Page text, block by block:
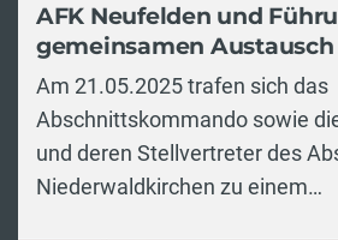
AFK Neufelden und
gemeinsamen Austausch
Am 21.05.2025 trafen sich das
Abschnittskommando sowie
und deren Stellvertreter des
Niederwaldkirchen zu einem…